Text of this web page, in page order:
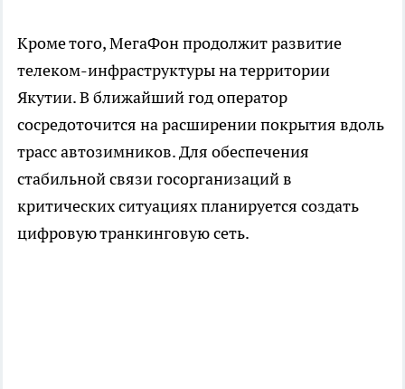
Кроме того, МегаФон продолжит развитие
телеком-инфраструктуры на территории
Якутии. В ближайший год оператор
сосредоточится на расширении покрытия вдоль
трасс автозимников. Для обеспечения
стабильной связи госорганизаций в
критических ситуациях планируется создать
цифровую транкинговую сеть.